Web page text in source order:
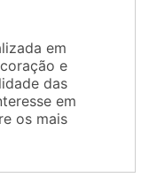
em
e
das
em
os mais